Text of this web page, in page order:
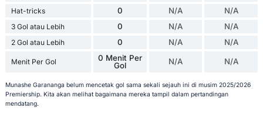
Hat-tricks 0 N/A N/A
3 Gol atau Lebih 0 N/A N/A
2 Gol atau Lebih 0 N/A N/A
Menit Per Gol
0 Menit Per
Gol
N/A N/A
Munashe Garananga belum mencetak gol sama sekali sejauh ini di musim 2025/2026
Premiership. Kita akan melihat bagaimana mereka tampil dalam pertandingan
mendatang.